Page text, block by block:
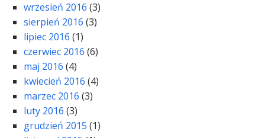
wrzesień 2016 (3)
sierpień 2016 (3)
lipiec 2016 (1)
czerwiec 2016 (6)
maj 2016 (4)
kwiecień 2016 (4)
marzec 2016 (3)
luty 2016 (3)
grudzień 2015 (1)